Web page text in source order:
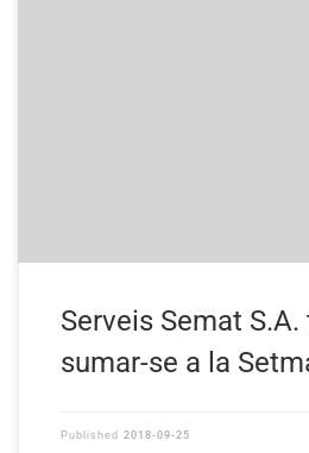
Serveis Semat S.A.
sumar-se a la
Published 2018-09-25